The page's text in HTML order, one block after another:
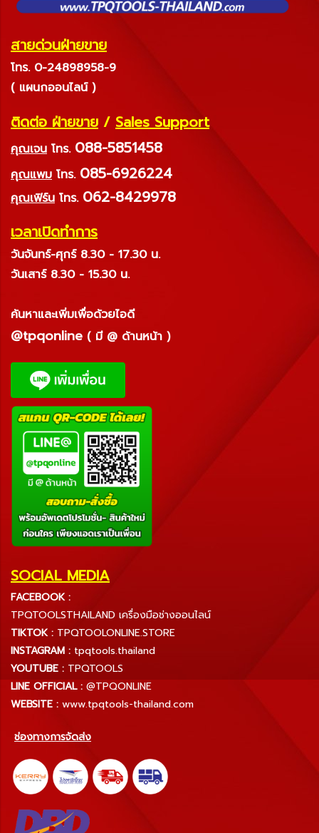
สายด่วนฝ่ายขาย
โทร. 0-24898958-9
( แผนกออนไลน์ )
ติดต่อ ฝ่ายขาย / Sales Support
คุณเจน โทร. 088-5851458
คุณแพม โทร. 085-6926224
คุณเฟิร์น โทร. 062-8429978
เวลาเปิดทำการ
วันจันทร์-ศุกร์ 8.30 - 17.30 น.
วันเสาร์ 8.30 - 15.30 น.
ค้นหาและเพิ่มเพื่อด้วยไอดี
@tpqonline ( มี @ ด้านหน้า )
SOCIAL MEDIA
FACEBOOK :
TPQTOOLSTHAILAND เครื่องมือช่างออนไลน์
TIKTOK : TPQTOOLONLINE.STORE
INSTAGRAM : tpqtools.thailand
YOUTUBE : TPQTOOLS
LINE OFFICIAL : @TPQONLINE
WEBSITE : www.tpqtools-thailand.com
ช่องทางการจัดส่ง